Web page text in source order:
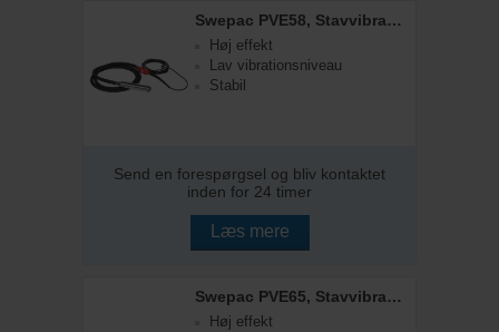
Swepac PVE58, Stavvibrator, 58 mm
Høj effekt
Lav vibrationsniveau
Stabil
Send en forespørgsel og bliv kontaktet
inden for 24 timer
Læs mere
Swepac PVE65, Stavvibrator, 65 mm
Høj effekt